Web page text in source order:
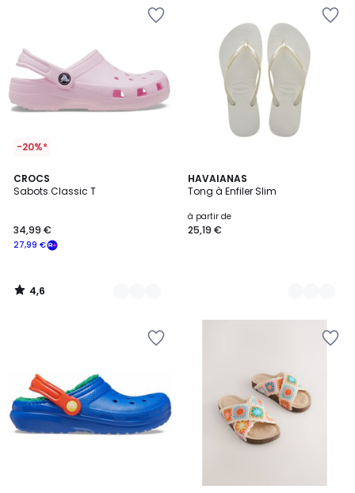
-20%*
CROCS
Sabots Classic T
27,99 €
34,99 €
4,6
/ 5
4
Couleurs
4,6
/
HAVAIANAS
Tong à Enfiler Slim
à partir de
25,19 €
4
Couleurs